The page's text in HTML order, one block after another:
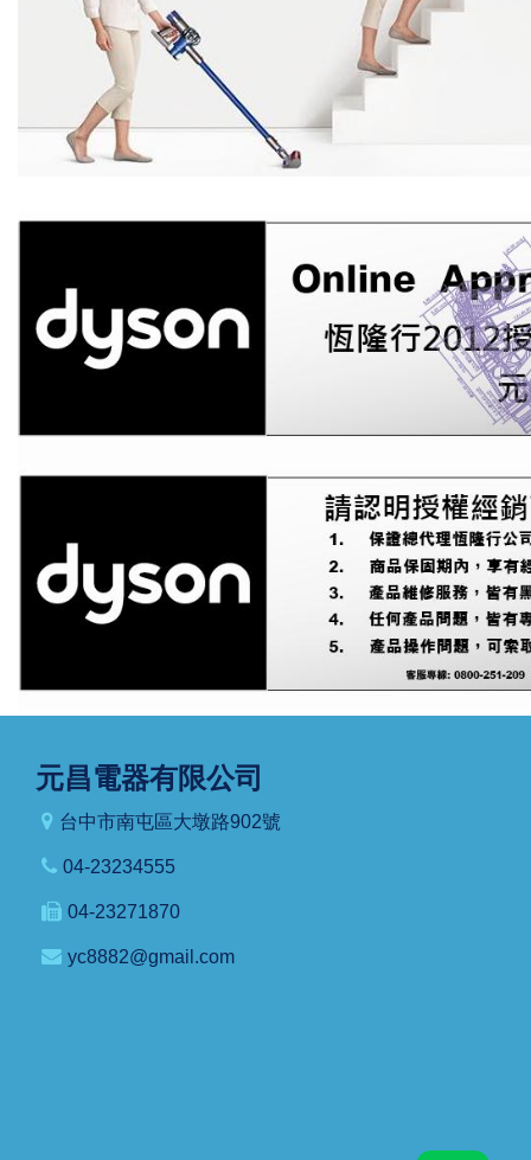
元昌電器有限公司
台中市南屯區大墩路902號
04-23234555
04-23271870
yc8882@gmail.com